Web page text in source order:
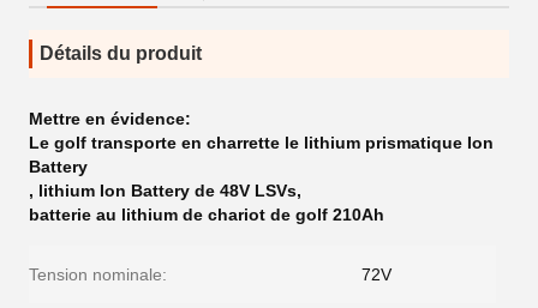
Détails du produit
Mettre en évidence:
Le golf transporte en charrette le lithium prismatique Ion
Battery
, lithium Ion Battery de 48V LSVs,
batterie au lithium de chariot de golf 210Ah
Tension nominale: 72V